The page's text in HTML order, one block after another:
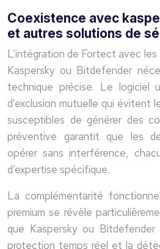
Coexistence avec
et autres solutions de
L’intégration de Fortect avec
Kaspersky ou Bitdefender
technique précise. Le logiciel
d’exclusion mutuelle qui évitent
susceptibles de générer des
préventive garantit que les
opérer sans interférence,
d’expertise spécifique.
La complémentarité
premium se révèle
que Kaspersky ou
protection temps réel et la